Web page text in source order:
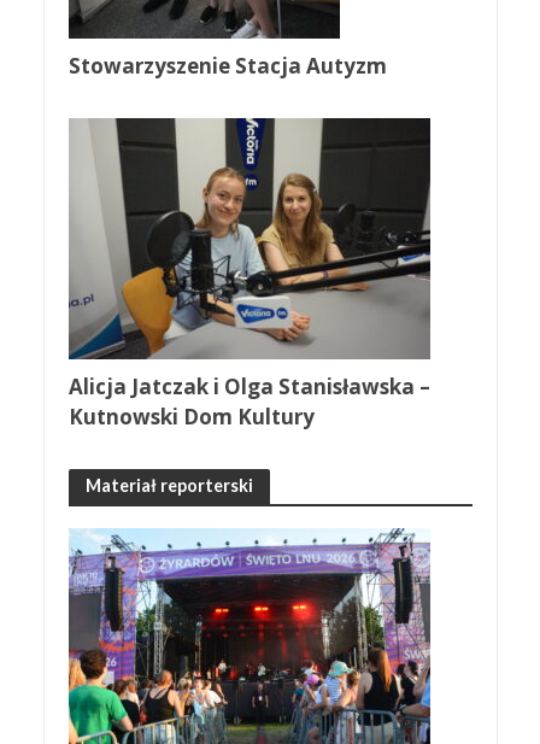
Stowarzyszenie Stacja Autyzm
Alicja Jatczak i Olga Stanisławska –
Kutnowski Dom Kultury
Materiał reporterski